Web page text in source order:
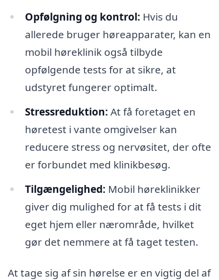
Opfølgning og kontrol: Hvis du
allerede bruger høreapparater, kan en
mobil høreklinik også tilbyde
opfølgende tests for at sikre, at
udstyret fungerer optimalt.
Stressreduktion: At få foretaget en
høretest i vante omgivelser kan
reducere stress og nervøsitet, der ofte
er forbundet med klinikbesøg.
Tilgængelighed: Mobil høreklinikker
giver dig mulighed for at få tests i dit
eget hjem eller nærområde, hvilket
gør det nemmere at få taget testen.
At tage sig af sin hørelse er en vigtig del af